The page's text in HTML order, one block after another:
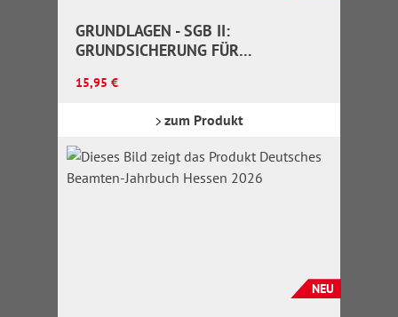
GRUNDLAGEN - SGB II:
GRUNDSICHERUNG FÜR
Regulärer Preis:
15,95 €
zum Produkt
NEU